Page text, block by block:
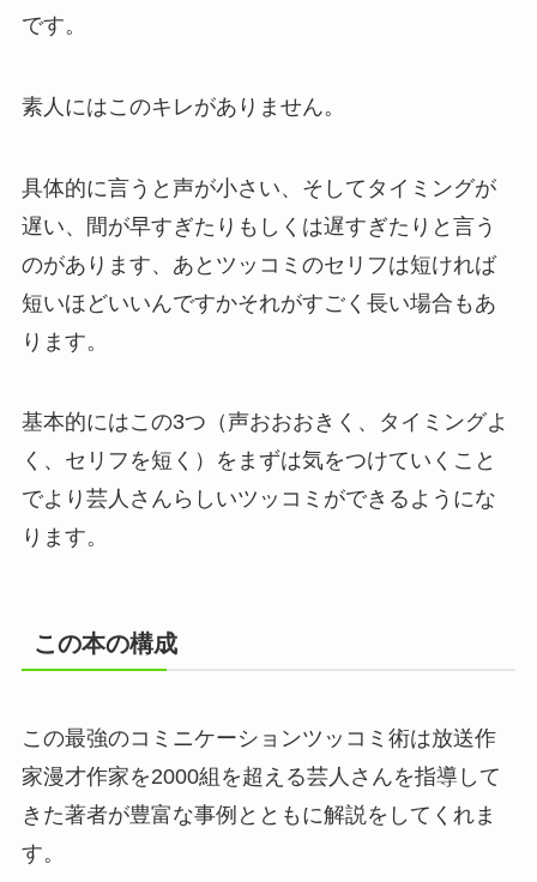
です。
素人にはこのキレがありません。
具体的に言うと声が小さい、そしてタイミングが
遅い、間が早すぎたりもしくは遅すぎたりと言う
のがあります、あとツッコミのセリフは短ければ
短いほどいいんですかそれがすごく長い場合もあ
ります。
基本的にはこの3つ（声おおおきく、タイミングよ
く、セリフを短く）をまずは気をつけていくこと
でより芸人さんらしいツッコミができるようにな
ります。
この本の構成
この最強のコミニケーションツッコミ術は放送作
家漫才作家を2000組を超える芸人さんを指導して
きた著者が豊富な事例とともに解説をしてくれま
す。